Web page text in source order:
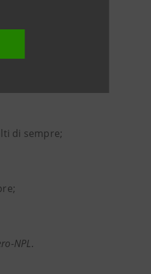
dell’anno:
di sempre;
NPL.